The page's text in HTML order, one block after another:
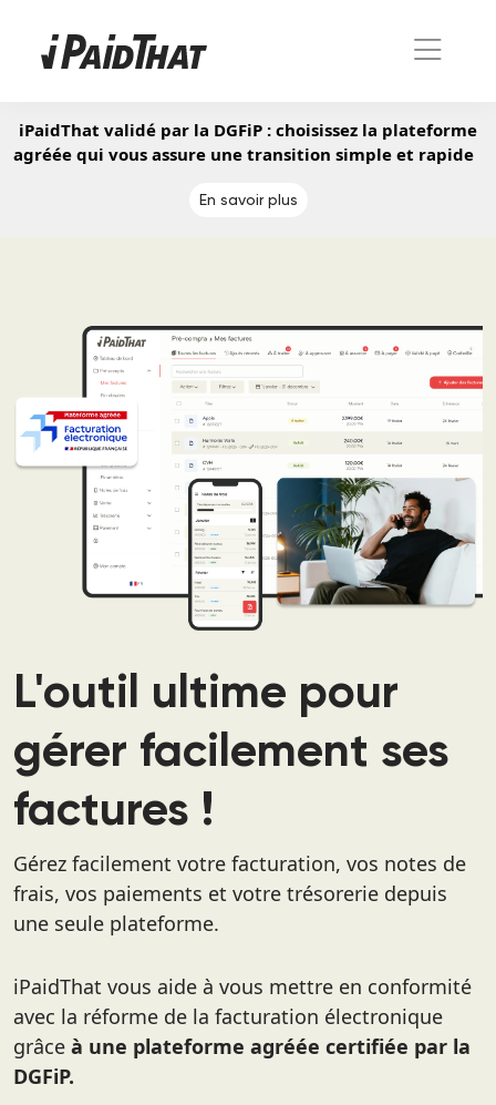
iPaidThat validé par la DGFiP : choisissez la plateforme
agréée qui vous assure une transition simple et rapide
En savoir plus
L'outil ultime pour
gérer facilement ses
factures !
Gérez facilement votre facturation, vos notes de
frais, vos paiements et votre trésorerie depuis
une seule plateforme.
iPaidThat vous aide à vous mettre en conformité
avec la réforme de la facturation électronique
grâce à une plateforme agréée certifiée par la
DGFiP.